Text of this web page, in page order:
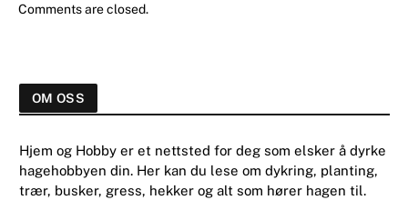
Comments are closed.
OM OSS
Hjem og Hobby er et nettsted for deg som elsker å dyrke
hagehobbyen din. Her kan du lese om dykring, planting,
trær, busker, gress, hekker og alt som hører hagen til.